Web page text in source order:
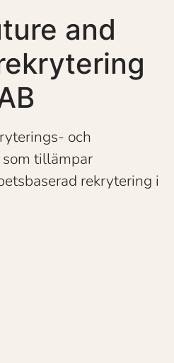
and
och
tillämpar
rekrytering i